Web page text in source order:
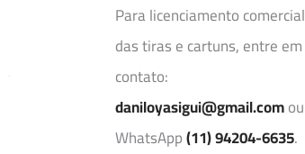
Para licenciamento comercial
das tiras e cartuns, entre em
contato:
daniloyasigui@gmail.comou
WhatsApp(11) 94204-6635.